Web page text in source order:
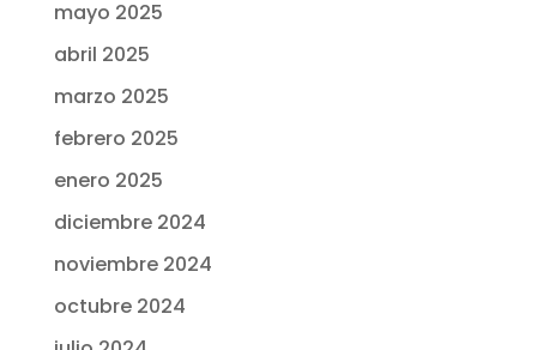
mayo 2025
abril 2025
marzo 2025
febrero 2025
enero 2025
diciembre 2024
noviembre 2024
octubre 2024